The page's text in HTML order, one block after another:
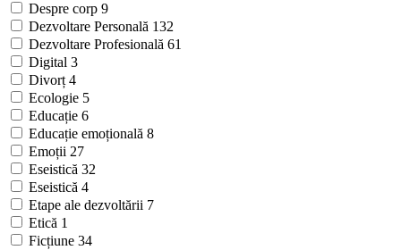
Despre corp 9
Dezvoltare Personală 132
Dezvoltare Profesională 61
Digital 3
Divorț 4
Ecologie 5
Educație 6
Educație emoțională 8
Emoții 27
Eseistică 32
Eseistică 4
Etape ale dezvoltării 7
Etică 1
Ficțiune 34